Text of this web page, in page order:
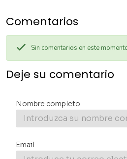
Comentarios
Sin comentarios en este
Deje su comentario
Nombre completo
Email